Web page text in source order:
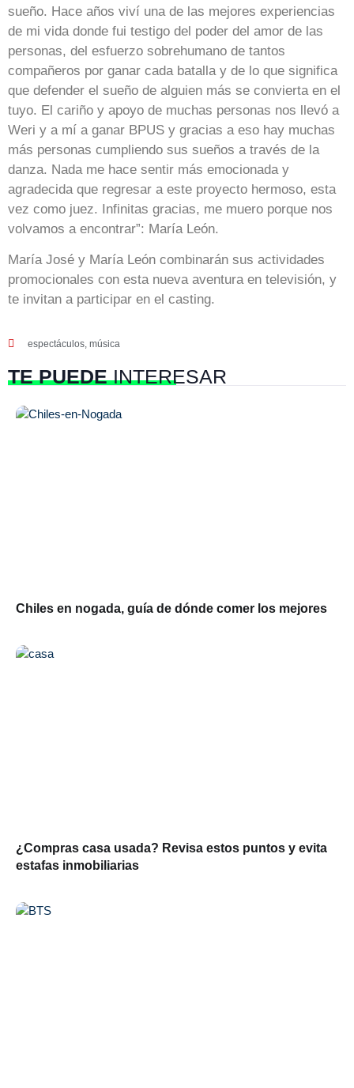
sueño. Hace años viví una de las mejores experiencias
de mi vida donde fui testigo del poder del amor de las
personas, del esfuerzo sobrehumano de tantos
compañeros por ganar cada batalla y de lo que significa
que defender el sueño de alguien más se convierta en el
tuyo. El cariño y apoyo de muchas personas nos llevó a
Weri y a mí a ganar BPUS y gracias a eso hay muchas
más personas cumpliendo sus sueños a través de la
danza. Nada me hace sentir más emocionada y
agradecida que regresar a este proyecto hermoso, esta
vez como juez. Infinitas gracias, me muero porque nos
volvamos a encontrar”: María León.
María José y María León combinarán sus actividades
promocionales con esta nueva aventura en televisión, y
te invitan a participar en el casting.
espectáculos música
TE PUEDEINTERESAR
Chiles en nogada, guía de dónde comer los mejores
¿Compras casa usada? Revisa estos puntos y evita
estafas inmobiliarias